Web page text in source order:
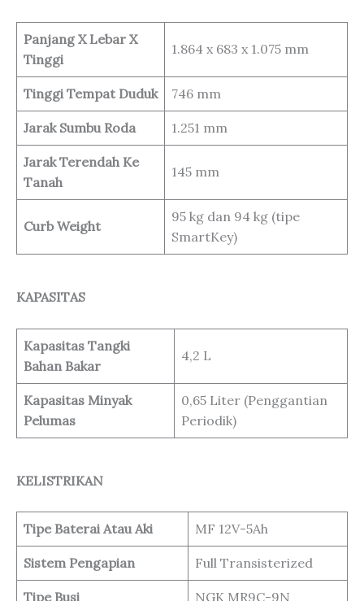
Panjang X Lebar X
Tinggi
1.864 x 683 x 1.075 mm
Tinggi Tempat Duduk 746 mm
Jarak Sumbu Roda 1.251 mm
Jarak Terendah Ke
Tanah
145 mm
Curb Weight
95 kg dan 94 kg (tipe
SmartKey)
KAPASITAS
Kapasitas Tangki
Bahan Bakar
4,2 L
Kapasitas Minyak
Pelumas
0,65 Liter (Penggantian
Periodik)
KELISTRIKAN
Tipe Baterai Atau Aki MF 12V-5Ah
Sistem Pengapian Full Transisterized
Tipe Busi NGK MR9C-9N